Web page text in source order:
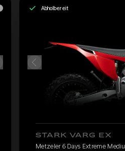
Abholbereit
STARK VARG EX
Metzeler 6 Days Extreme